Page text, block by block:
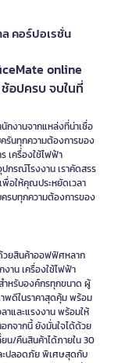
ล คอร์ปอเรชั่น
online
อปครบ จบในที่
กงานจากแหล่งที่น่าเชื่อ
รันทุกความต้องการของ
เครื่องใช้ไฟฟ้า
รณ์โรงงาน เราคัดสรร
อให้คุณประหยัดเวลา
รบทุกความต้องการของ
ยสินค้าออฟฟิศหลาก
าน เครื่องใช้ไฟฟ้า
ำหรับองค์กรทุกขนาด ผู้
พดีในราคาสุดคุ้ม พร้อม
าและแรงงาน พร้อมให้
กจากนี้ ยังมั่นใจได้ด้วย
น/คืนสินค้าได้ภายใน 30
ะปลอดภัย พิเศษสุดกับ